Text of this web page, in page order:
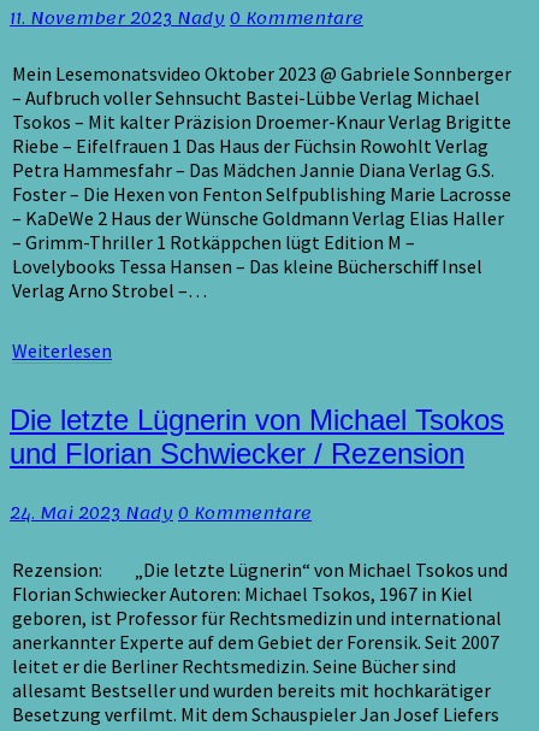
2023
11. November 2023NadyKommentare
0 Kommentare
Mein Lesemonatsvideo Oktober 2023 @ Gabriele Sonnberger
– Aufbruch voller Sehnsucht Bastei-Lübbe Verlag Michael
Tsokos – Mit kalter Präzision Droemer-Knaur Verlag Brigitte
Riebe – Eifelfrauen 1 Das Haus der Füchsin Rowohlt Verlag
Petra Hammesfahr – Das Mädchen Jannie Diana Verlag G.S.
Foster – Die Hexen von Fenton Selfpublishing Marie Lacrosse
– KaDeWe 2 Haus der Wünsche Goldmann Verlag Elias Haller
– Grimm-Thriller 1 Rotkäppchen lügt Edition M –
Lovelybooks Tessa Hansen – Das kleine Bücherschiff Insel
Verlag Arno Strobel –…
Weiterlesen
Die
letzte
Lügnerin
Michael
und
Florian
Schwiecker
/
Rezension
Die letzte Lügnerin von Michael Tsokos
und Florian Schwiecker / Rezension
24. Mai 2023NadyKommentare
0 Kommentare
Rezension: „Die letzte Lügnerin“ von Michael Tsokos und
Florian Schwiecker Autoren: Michael Tsokos, 1967 in Kiel
geboren, ist Professor für Rechtsmedizin und international
anerkannter Experte auf dem Gebiet der Forensik. Seit 2007
leitet er die Berliner Rechtsmedizin. Seine Bücher sind
allesamt Bestseller und wurden bereits mit hochkarätiger
Besetzung verfilmt. Mit dem Schauspieler Jan Josef Liefers